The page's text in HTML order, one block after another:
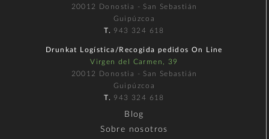
20012 Donostia - San Sebastián
Guipúzcoa
T. 943 324 618
Drunkat Logística/Recogida pedidos On Line
Virgen del Carmen, 39
20012 Donostia - San Sebastián
Guipúzcoa
T. 943 324 618
Blog
Sobre nosotros